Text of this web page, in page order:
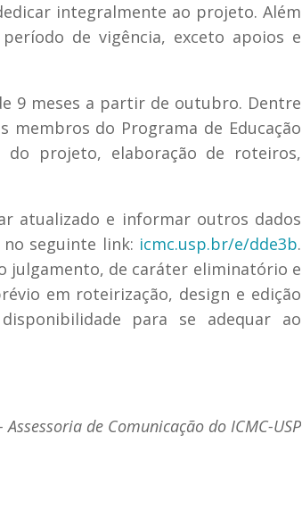
integralmente ao projeto. Além
de vigência, exceto apoios e
9 meses a partir de outubro. Dentre
membros do Programa de Educação
do projeto, elaboração de roteiros,
atualizado e informar outros dados
seguinte link: icmc.usp.br/e/dde3b.
julgamento, de caráter eliminatório e
em roteirização, design e edição
para se adequar ao
de Comunicação do ICMC-USP